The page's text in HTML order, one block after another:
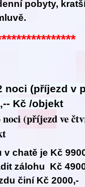
pobyty, k
noci (příjezd v
Kč /objekt
noci(příjezd ve
v chatě je Kč
zálohu Kč
činí Kč 2000,-